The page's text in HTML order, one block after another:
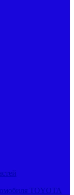
TOYOTA